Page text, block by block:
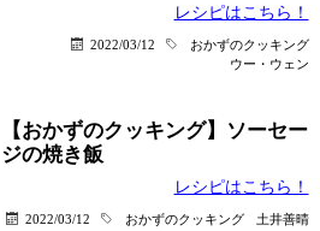
レシピはこちら！
2022/03/12
おかずのクッキング
ウー・ウェン
【おかずのクッキング】ソーセー
ジの焼き飯
レシピはこちら！
2022/03/12 おかずのクッキング 土井善晴